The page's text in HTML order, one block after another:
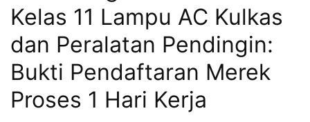
Kelas 11 Lampu AC Kulkas
dan Peralatan Pendingin:
Bukti Pendaftaran Merek
Proses 1 Hari Kerja